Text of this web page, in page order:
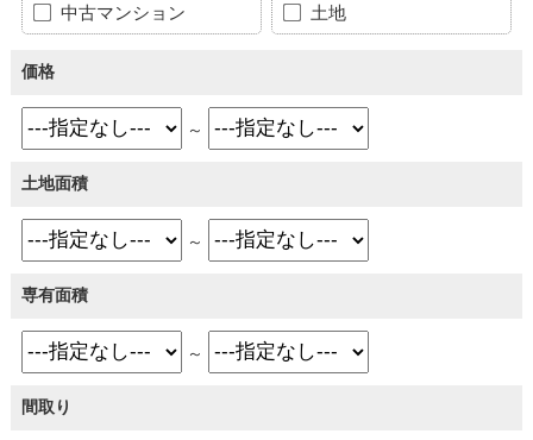
中古マンション 土地
価格
～
土地面積
～
専有面積
～
間取り